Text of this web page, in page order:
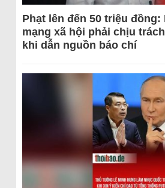
Phạt lên đến 50 triệu
mạng xã hội phải chịu
khi dẫn nguồn báo chí